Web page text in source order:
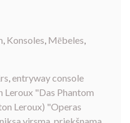
, Konsoles, Mēbeles,
,entryway console
Leroux "Das Phantom
Leroux) "Operas